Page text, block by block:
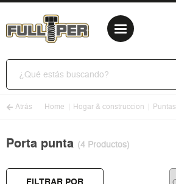
Atrás Home Hogar & construccion Puntas
Porta punta (4 Productos)